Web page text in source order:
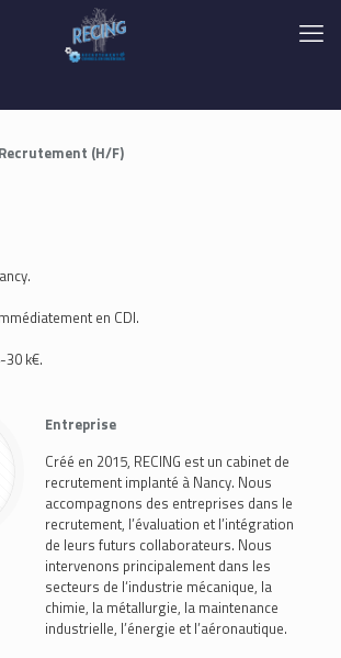
(H/F)
en CDI.
30 k€.
Entreprise
Créé en 2015, RECING est un cabinet de
recrutement implanté à Nancy. Nous
accompagnons des entreprises dans le
recrutement, l’évaluation et l’intégration
de leurs futurs collaborateurs. Nous
intervenons principalement dans les
secteurs de l‘industrie mécanique, la
chimie, la métallurgie, la maintenance
industrielle, l’énergie et l’aéronautique.